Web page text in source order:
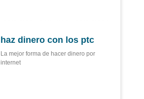
haz dinero con los ptc
La mejor forma de hacer dinero por
internet